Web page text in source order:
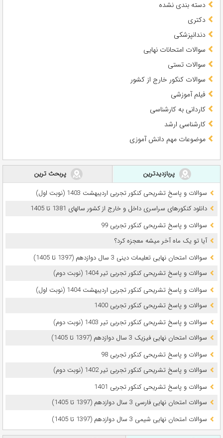
دسته بندی نشده
دکتری
دندانپزشکی
سوالات امتحانات نهایی
سوالات تستی
سوالات کنکور خارج از کشور
فیلم آموزشی
کاردانی به کارشناسی
کارشناسی ارشد
موضوعات مهم دانش آموزی
پربازدیدترین
پربحث ترین
سوالات و پاسخ تشریحی کنکور تجربی اردیبهشت 1403 (نوبت اول)
دانلود کنکورهای سراسری داخل و خارج از کشور سالهای 1381 تا 1405
سوالات و پاسخ تشریحی کنکور تجربی 99
آیا تو یک ماه آخر میشه معجزه کرد؟
سوالات امتحان نهایی تعلیمات دینی 3 سال دوازدهم (1397 تا 1405)
سوالات و پاسخ تشریحی کنکور تجربی تیر 1404 (نوبت دوم)
سوالات و پاسخ تشریحی کنکور تجربی اردیبهشت 1404 (نوبت اول)
سوالات و پاسخ تشریحی کنکور تجربی 1400
سوالات و پاسخ تشریحی کنکور تجربی تیر 1403 (نوبت دوم)
سوالات امتحان نهایی فیزیک 3 سال دوازدهم (1397 تا 1405)
سوالات و پاسخ تشریحی کنکور تجربی 98
سوالات و پاسخ تشریحی کنکور تجربی تیر 1402 (نوبت دوم)
سوالات و پاسخ تشریحی کنکور تجربی 1401
سوالات امتحان نهایی فارسی 3 سال دوازدهم (1397 تا 1405)
سوالات امتحان نهایی شیمی 3 سال دوازدهم (1397 تا 1405)